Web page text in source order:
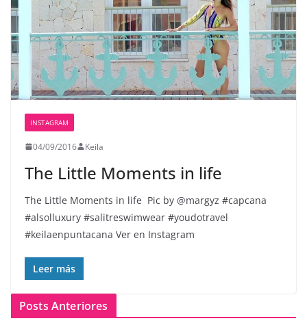
INSTAGRAM
04/09/2016 Keila
The Little Moments in life ️️
The Little Moments in life ️️ Pic by @margyz #capcana
#alsolluxury #salitreswimwear #youdotravel
#keilaenpuntacana Ver en Instagram
Leer más
Posts Anteriores